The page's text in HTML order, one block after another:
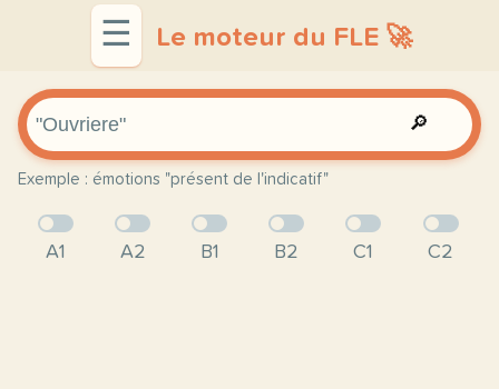
☰ Le moteur du FLE 🚀
🔎
Exemple : émotions "présent de l'indicatif"
A1 A2 B1 B2 C1 C2